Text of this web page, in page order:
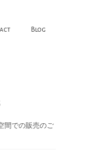
Blog
間での販売のご